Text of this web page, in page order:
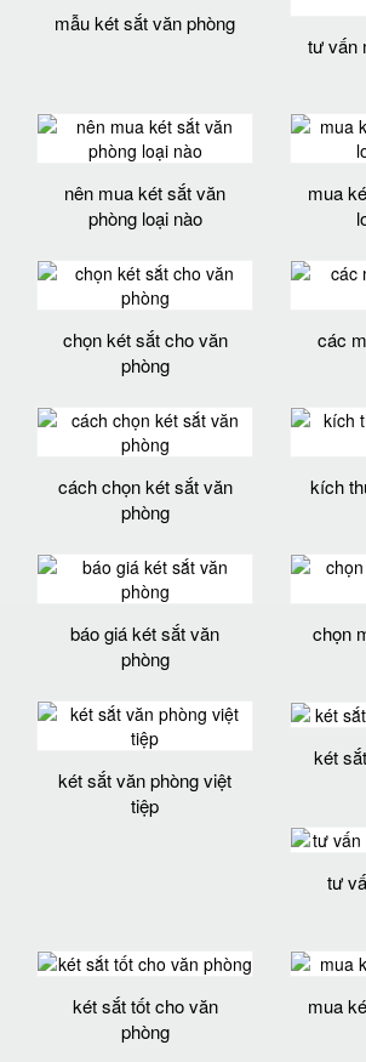
mẫu két sắt văn phòng
tư vấn
nên mua két sắt văn
phòng loại nào
mua
chọn két sắt cho văn
phòng
các
cách chọn két sắt văn
phòng
kích
báo giá két sắt văn
phòng
chọn
két sắt văn phòng việt
tiệp
két
tư
két sắt tốt cho văn
phòng
mua